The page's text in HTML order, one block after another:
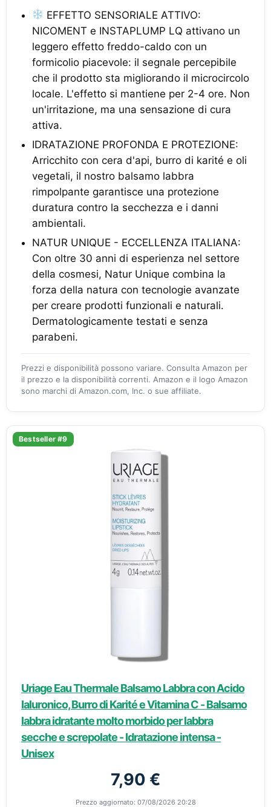
EFFETTO SENSORIALE ATTIVO:
NICOMENT e INSTAPLUMP LQ attivano un
leggero effetto freddo-caldo con un
formicolio piacevole: il segnale percepibile
che il prodotto sta migliorando il microcircolo
locale. L'effetto si mantiene per 2-4 ore. Non
un'irritazione, ma una sensazione di cura
attiva.
IDRATAZIONE PROFONDA E PROTEZIONE:
Arricchito con cera d'api, burro di karité e oli
vegetali, il nostro balsamo labbra
rimpolpante garantisce una protezione
duratura contro la secchezza e i danni
ambientali.
NATUR UNIQUE - ECCELLENZA ITALIANA:
Con oltre 30 anni di esperienza nel settore
della cosmesi, Natur Unique combina la
forza della natura con tecnologie avanzate
per creare prodotti funzionali e naturali.
Dermatologicamente testati e senza
parabeni.
Prezzi e disponibilità possono variare. Consulta Amazon per
il prezzo e la disponibilità correnti. Amazon e il logo Amazon
sono marchi di Amazon.com, Inc. o sue affiliate.
Bestseller #9
Uriage Eau Thermale Balsamo Labbra con Acido
Ialuronico, Burro di Karité e Vitamina C - Balsamo
labbra idratante molto morbido per labbra
secche e screpolate - Idratazione intensa -
Unisex
7,90 €
Prezzo aggiornato: 07/08/2026 20:28